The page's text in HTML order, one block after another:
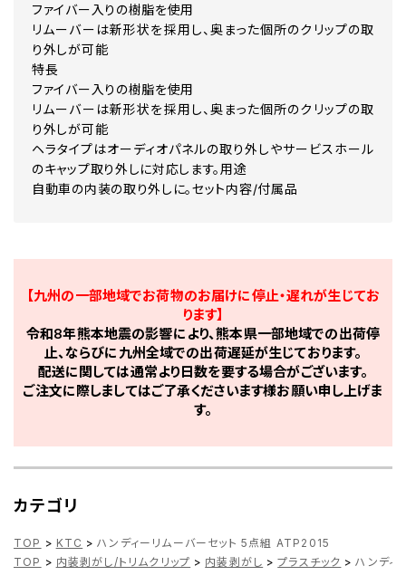
ファイバー入りの樹脂を使用
リムーバーは新形状を採用し、奥まった個所のクリップの取
り外しが可能
特長
ファイバー入りの樹脂を使用
リムーバーは新形状を採用し、奥まった個所のクリップの取
り外しが可能
ヘラタイプはオーディオパネルの取り外しやサービスホール
のキャップ取り外しに対応します。用途
自動車の内装の取り外しに。セット内容/付属品
【九州の一部地域でお荷物のお届けに停止・遅れが生じてお
ります】
令和8年熊本地震の影響により、熊本県一部地域での出荷停
止、ならびに九州全域での出荷遅延が生じております。
配送に関しては通常より日数を要する場合がございます。
ご注文に際しましてはご了承くださいます様お願い申し上げま
す。
カテゴリ
TOP > KTC > ハンディーリムーバーセット 5点組 ATP2015
TOP > 内装剥がし/トリムクリップ > 内装剥がし > プラスチック > ハンディ